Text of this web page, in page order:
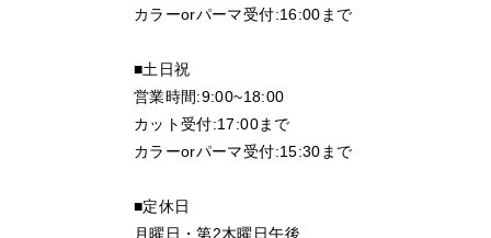
カラーorパーマ受付:16:00まで
■土日祝
営業時間:9:00~18:00
カット受付:17:00まで
カラーorパーマ受付:15:30まで
■定休日
月曜日・第2木曜日午後